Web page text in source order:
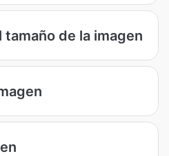
tamaño de la imagen